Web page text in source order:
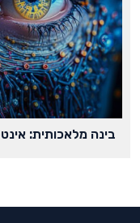
בינה מלאכותית: